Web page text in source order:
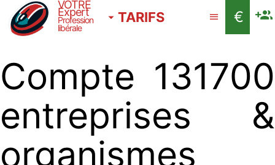
VOTRE
Expert
Profession
libérale
TARIFS €
Compte 131700
entreprises &
organismes